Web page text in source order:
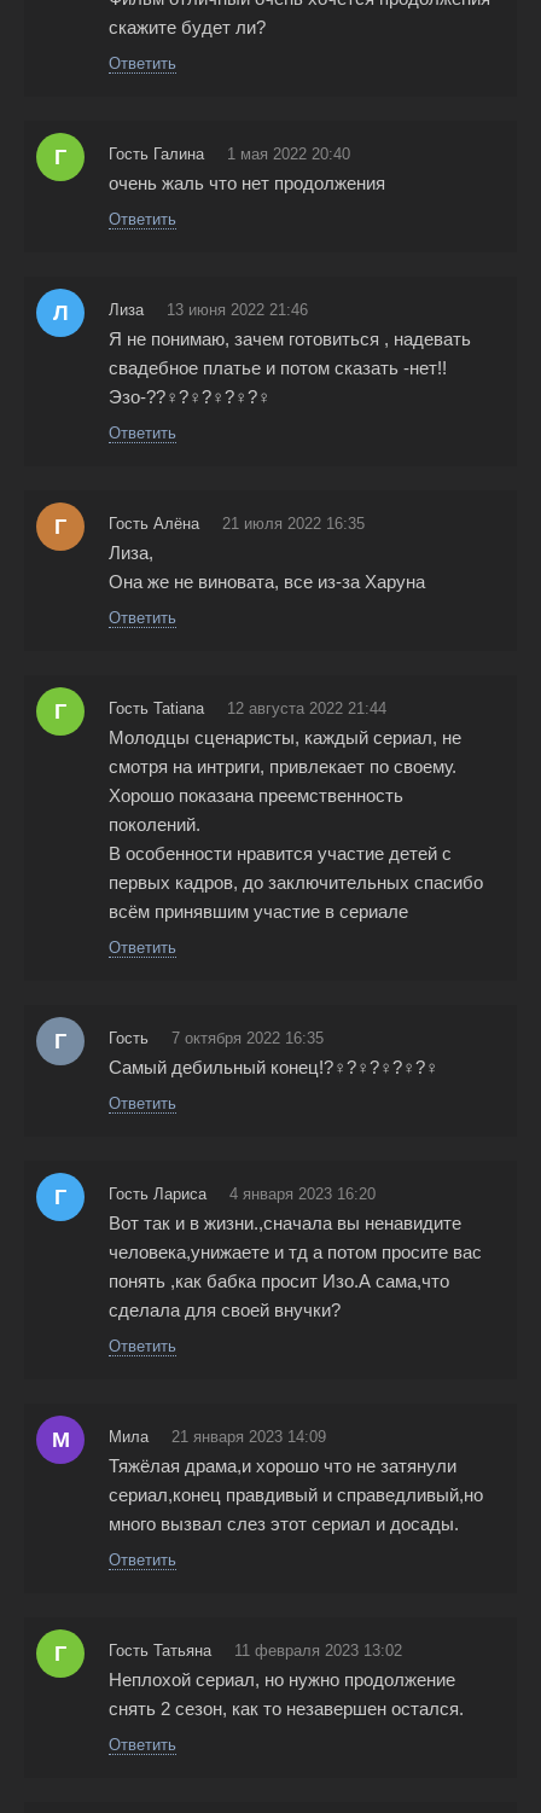
скажите будет ли?
Ответить
Г Гость Галина 1 мая 2022 20:40
очень жаль что нет продолжения
Ответить
Л Лиза 13 июня 2022 21:46
Я не понимаю, зачем готовиться , надевать
свадебное платье и потом сказать -нет!!
Эзо-??‍♀️?‍♀️?‍♀️?‍♀️?‍♀️
Ответить
Г Гость Алёна 21 июля 2022 16:35
Лиза,
Она же не виновата, все из-за Харуна
Ответить
Г Гость Tatiana 12 августа 2022 21:44
Молодцы сценаристы, каждый сериал, не
смотря на интриги, привлекает по своему.
Хорошо показана преемственность
поколений.
В особенности нравится участие детей с
первых кадров, до заключительных спасибо
всём принявшим участие в сериале
Ответить
Г Гость 7 октября 2022 16:35
Самый дебильный конец!?‍♀️?‍♀️?‍♀️?‍♀️?‍♀️
Ответить
Г Гость Лариса 4 января 2023 16:20
Вот так и в жизни.,сначала вы ненавидите
человека,унижаете и тд а потом просите вас
понять ,как бабка просит Изо.А сама,что
сделала для своей внучки?
Ответить
М Мила 21 января 2023 14:09
Тяжёлая драма,и хорошо что не затянули
сериал,конец правдивый и справедливый,но
много вызвал слез этот сериал и досады.
Ответить
Г Гость Татьяна 11 февраля 2023 13:02
Неплохой сериал, но нужно продолжение
снять 2 сезон, как то незавершен остался.
Ответить